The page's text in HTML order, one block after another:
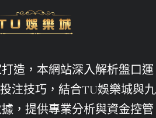
運彩
注
樂leo
樂城
不出金
造，本網站深入解析盤口運
注技巧，結合TU娛樂城與九
，提供專業分析與資金控管